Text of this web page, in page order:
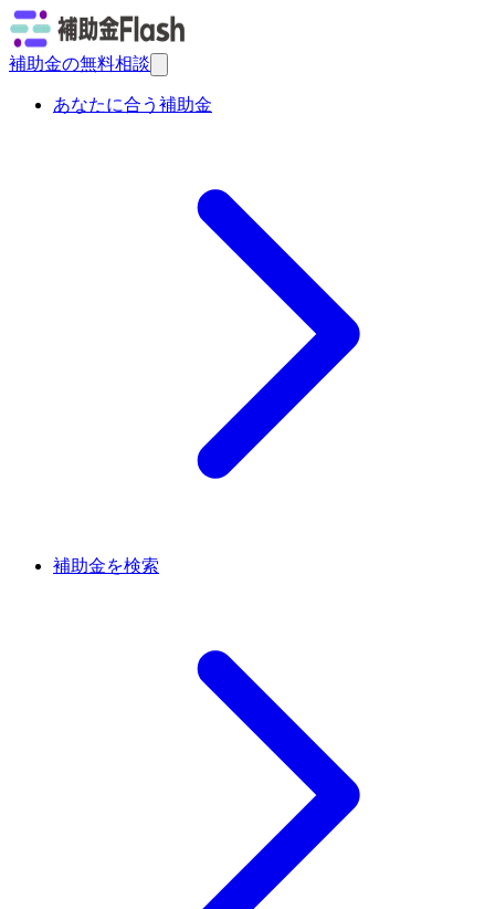
補助金の無料相談
あなたに合う補助金
補助金を検索